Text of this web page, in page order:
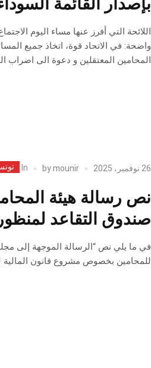
اللائحة التي أفرز عنها مساء اليوم
واضحة: في الاتحاد قوة، اتخاذ جميع
المحامين المعتقلين و دعوة الى اضراب
26 نوفمبر، 2025 bymounir
In
نص رسالة هيئة
صندوق التقاعد
في ما يلي نص “الرسالة الموجهة إلى
للمحامين بخصوص مشروع قانون المالية لسنة